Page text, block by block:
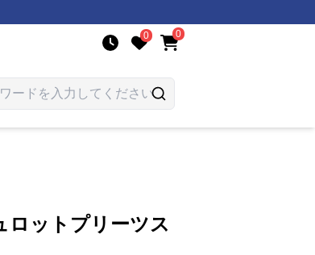
0 0
ロットプリーツス